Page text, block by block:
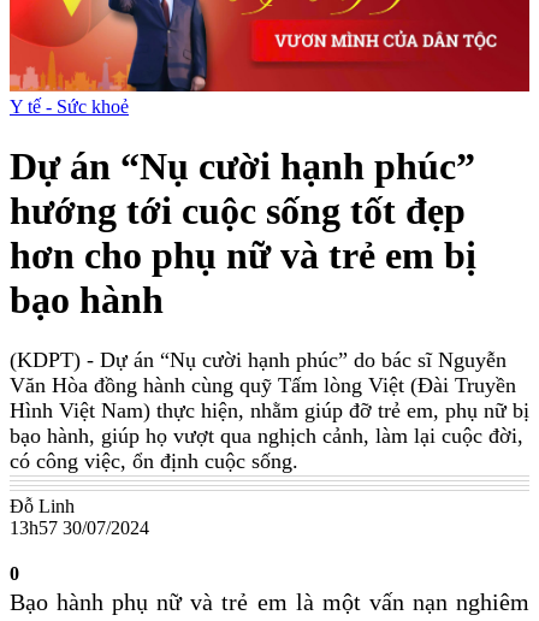
Y tế - Sức khoẻ
Dự án “Nụ cười hạnh phúc”
hướng tới cuộc sống tốt đẹp
hơn cho phụ nữ và trẻ em bị
bạo hành
(KDPT) - Dự án “Nụ cười hạnh phúc” do bác sĩ Nguyễn
Văn Hòa đồng hành cùng quỹ Tấm lòng Việt (Đài Truyền
Hình Việt Nam) thực hiện, nhằm giúp đỡ trẻ em, phụ nữ bị
bạo hành, giúp họ vượt qua nghịch cảnh, làm lại cuộc đời,
có công việc, ổn định cuộc sống.
Đỗ Linh
13h57 30/07/2024
0
Bạo hành phụ nữ và trẻ em là một vấn nạn nghiêm